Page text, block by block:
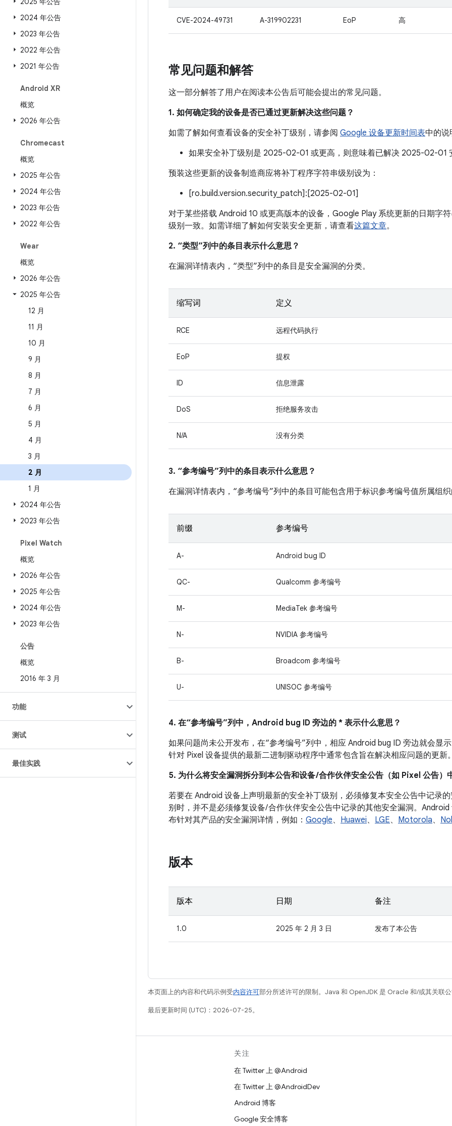
2024 年公告
2023 年公告
2022 年公告
2021 年公告
Android XR
概览
2026 年公告
Chromecast
概览
2025 年公告
2024 年公告
2023 年公告
2022 年公告
Wear
概览
2026 年公告
2025 年公告
12 月
11 月
10 月
9 月
8 月
7 月
6 月
5 月
4 月
3 月
2 月
1 月
2024 年公告
2023 年公告
Pixel Watch
概览
2026 年公告
2025 年公告
2024 年公告
2023 年公告
公告
概览
2016 年 3 月
功能
测试
最佳实践
CVE-2024-49731 A-319902231 EoP 高
常见问题和解答
这一部分解答了用户在阅读本公告后可能会提出的常见问题。
1. 如何确定我的设备是否已通过更新解决这些问题？
如需了解如何查看设备的安全补丁级别，请参阅 Google 设备更新时间表中的说
如果安全补丁级别是 2025-02-01 或更高，则意味着已解决 2025-02-01
预装这些更新的设备制造商应将补丁程序字符串级别设为：
[ro.build.version.security_patch]:[2025-02-01]
对于某些搭载 Android 10 或更高版本的设备，Google Play 系统更新的日期字
级别一致。如需详细了解如何安装安全更新，请查看这篇文章。
2. “类型”列中的条目表示什么意思？
在漏洞详情表内，“类型”列中的条目是安全漏洞的分类。
缩写词 定义
RCE 远程代码执行
EoP 提权
ID 信息泄露
DoS 拒绝服务攻击
N/A 没有分类
3. “参考编号”列中的条目表示什么意思？
在漏洞详情表内，“参考编号”列中的条目可能包含用于标识参考编号值所属组
前缀 参考编号
A- Android bug ID
QC- Qualcomm 参考编号
M- MediaTek 参考编号
N- NVIDIA 参考编号
B- Broadcom 参考编号
U- UNISOC 参考编号
4. 在“参考编号”列中，Android bug ID 旁边的 * 表示什么意思？
如果问题尚未公开发布，在“参考编号”列中，相应 Android bug ID 旁边就会显
针对 Pixel 设备提供的最新二进制驱动程序中通常包含旨在解决相应问题的更新
5. 为什么将安全漏洞拆分到本公告和设备 /合作伙伴安全公告（如 Pixel 公告）
若要在 Android 设备上声明最新的安全补丁级别，必须修复本安全公告中记录
别时，并不是必须修复设备/ 合作伙伴安全公告中记录的其他安全漏洞。
布针对其产品的安全漏洞详情，例如： Google、 Huawei、 LGE、 Motorola、
版本
版本 日期 备注
1.0 2025 年 2 月 3 日 发布了本公告
本页面上的内容和代码示例受内容许可部分所述许可的限制。Java 和 OpenJDK 是 Oracle 和/或其关联
最后更新时间 (UTC)：2026-07-25。
关注
在 Twitter 上 @Android
在 Twitter 上 @AndroidDev
Android 博客
Google 安全博客